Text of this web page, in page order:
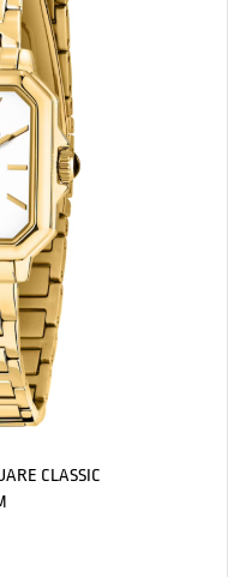
CLASSIC